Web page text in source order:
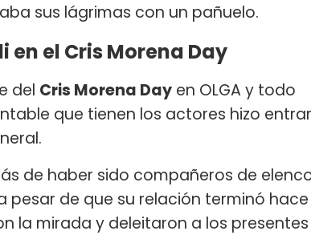
sus lágrimas con un pañuelo.
en el Cris Morena Day
del Cris Morena Day en OLGA y todo
que tienen los actores hizo entrar
de haber sido compañeros de
de que su relación terminó hace
la mirada y deleitaron a los